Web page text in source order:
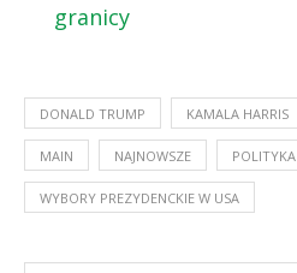
granicy
DONALD TRUMP KAMALA HARRIS
MAIN NAJNOWSZE POLITYKA
WYBORY PREZYDENCKIE W USA